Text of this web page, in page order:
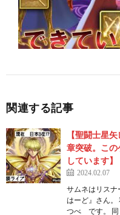
関連する記事
【聖闘士星
章突破。こ
しています】
2024.02.07
サムネはリスナ
はーど』さん
つべ です。 同